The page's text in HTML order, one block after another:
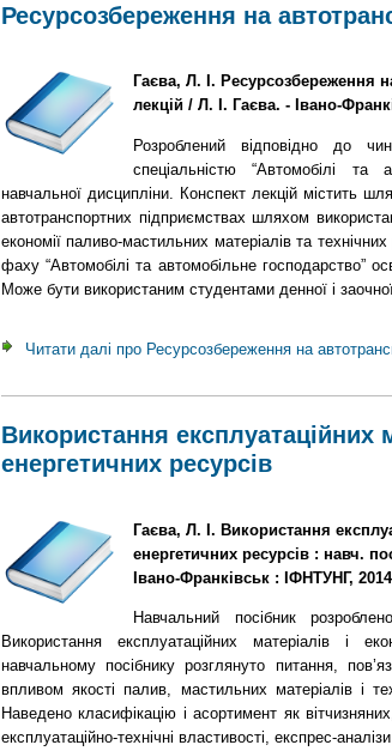
Ресурсозбереження на
Гаєва, Л. І. Ресурсозбереження
лекцій / Л. І. Гаєва. - Івано-
Розроблений відповідно до
спеціальністю “Автомобілі та
навчальної дисципліни. Конспект лекцій містить
автотранспортних підприємствах шляхом
економії паливо-мастильних матеріалів та
фаху “Автомобілі та автомобільне господарство”
Може бути використаним студентами денної і
Читати далі про Ресурсозбереження на
Використання експлуатаційних
енергетичних ресурсів
Гаєва, Л. І. Використання
енергетичних ресурсів : навч.
Івано-Франківськ : ІФНТУНГ,
Навчальний посібник
Використання експлуатаційних матеріалів і
навчальному посібнику розглянуто питання,
впливом якості палив, мастильних матеріалів і
Наведено класифікацію і асортимент як
експлуатаційно-технічні властивості, експрес-